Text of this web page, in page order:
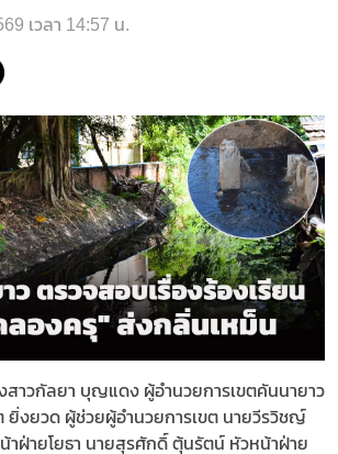
เวลา 14:57 น.
สาวกัลยา บุญแดง ผู้อำนวยการเขตคันนายาว
ยิ่งยวด ผู้ช่วยผู้อำนวยการเขต นายวีรวิชญ์
าฝ่ายโยธา นายสุรศักดิ์ ตุ้นรัตน์ หัวหน้าฝ่าย